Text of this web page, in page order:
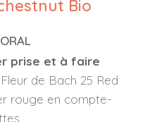
Bio
prise et à faire
de Bach 25 Red
rouge en compte-